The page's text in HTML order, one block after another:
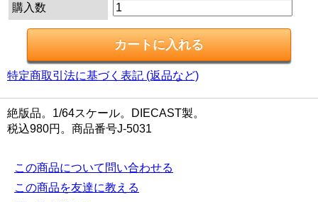
購入数
特定商取引法に基づく表記 (返品など)
絶版品。1/64スケール。DIECAST製。
税込980円。商品番号J-5031
この商品について問い合わせる
この商品を友達に教える